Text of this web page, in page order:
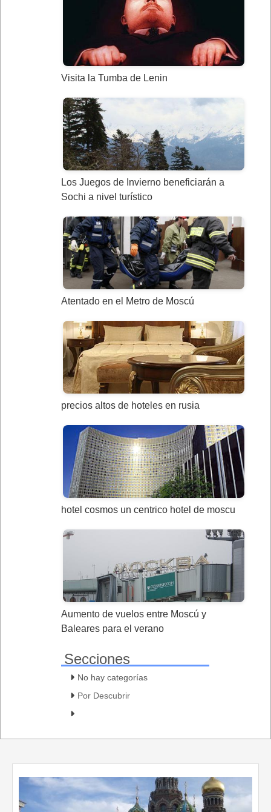
Visita la Tumba de Lenin
Los Juegos de Invierno beneficiarán a
Sochi a nivel turístico
Atentado en el Metro de Moscú
precios altos de hoteles en rusia
hotel cosmos un centrico hotel de moscu
Aumento de vuelos entre Moscú y
Baleares para el verano
Secciones
No hay categorías
Por Descubrir